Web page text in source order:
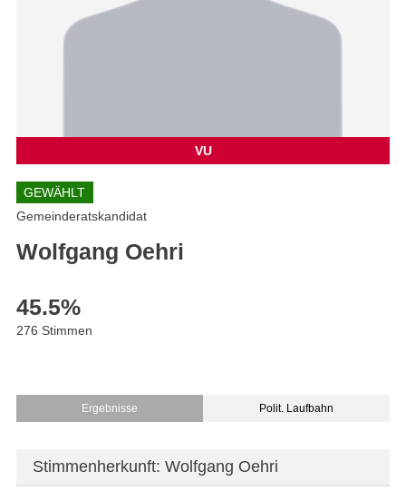
VU
GEWÄHLT
Gemeinderatskandidat
Wolfgang Oehri
45.5%
276 Stimmen
Ergebnisse Polit. Laufbahn
Stimmenherkunft: Wolfgang Oehri